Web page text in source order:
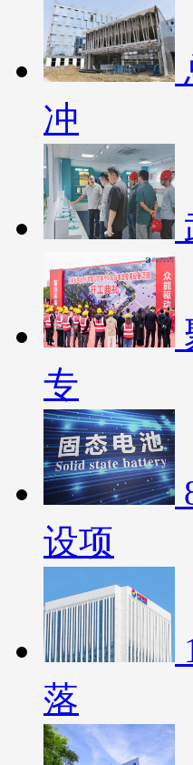
冲
专
设项
落